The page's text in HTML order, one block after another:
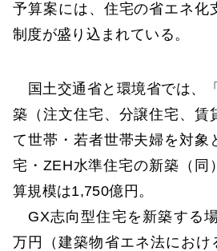
予算案には、住宅の省エネ化
制度が盛り込まれている。
国土交通省と環境省では、
築（注文住宅、分譲住宅、賃
て世帯・若者世帯夫婦を対象
宅・ZEH水準住宅の新築（同
算規模は1,750億円。
GX志向型住宅を新築する
万円（建築物省エネ法にお